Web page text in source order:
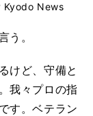
Kyodo News
う。
けど、守備と
我々プロの指
す。ベテラン